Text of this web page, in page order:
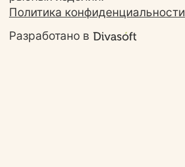
Политика конфиденциальности
Разработано в